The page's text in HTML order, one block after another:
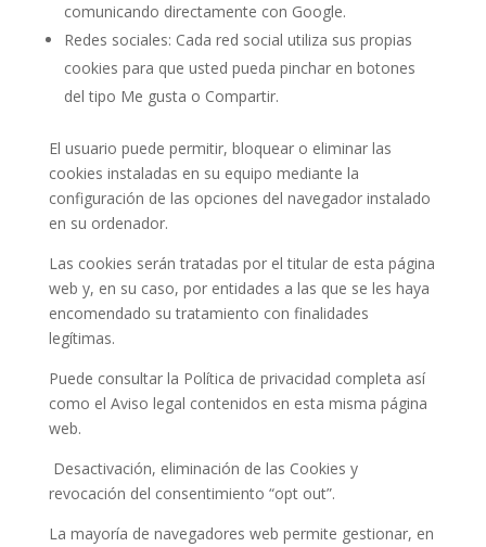
comunicando directamente con Google.
Redes sociales: Cada red social utiliza sus propias
cookies para que usted pueda pinchar en botones
del tipo Me gusta o Compartir.
El usuario puede permitir, bloquear o eliminar las
cookies instaladas en su equipo mediante la
configuración de las opciones del navegador instalado
en su ordenador.
Las cookies serán tratadas por el titular de esta página
web y, en su caso, por entidades a las que se les haya
encomendado su tratamiento con finalidades
legítimas.
Puede consultar la Política de privacidad completa así
como el Aviso legal contenidos en esta misma página
web.
Desactivación, eliminación de las Cookies y
revocación del consentimiento “opt out”.
La mayoría de navegadores web permite gestionar, en